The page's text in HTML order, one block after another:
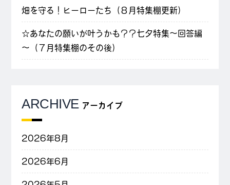
畑を守る！ヒーローたち（８月特集棚更新）
☆あなたの願いが叶うかも？？七夕特集～回答編
～（７月特集棚のその後）
ARCHIVE アーカイブ
2026年8月
2026年6月